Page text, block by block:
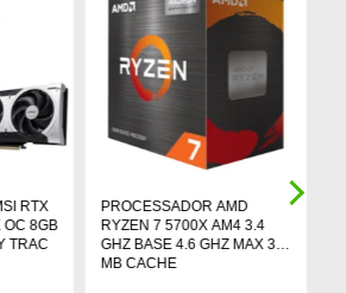
RTX
OC 8GB
TRAC
PROCESSADOR AMD
RYZEN 7 5700X AM4 3.4
GHZ BASE 4.6 GHZ MAX 36
MB CACHE